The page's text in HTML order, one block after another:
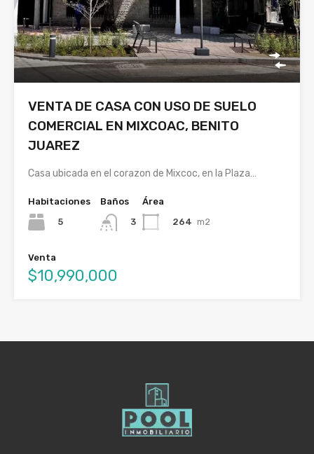
VENTA DE CASA CON USO DE SUELO
COMERCIAL EN MIXCOAC, BENITO
JUAREZ
Casa ubicada en el corazon de Mixcoc, en la Plaza…
Habitaciones
5
Baños
3
Área
264 m2
Venta
$10,990,000